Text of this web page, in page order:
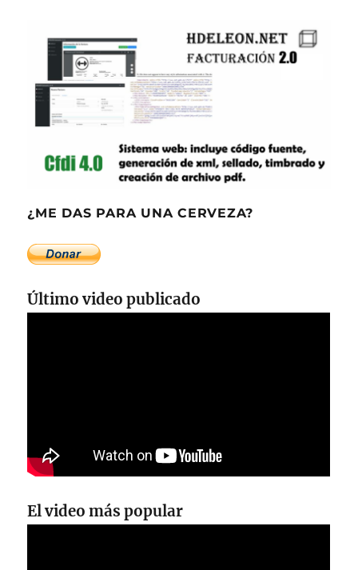
¿ME DAS PARA UNA CERVEZA?
Último video publicado
El video más popular